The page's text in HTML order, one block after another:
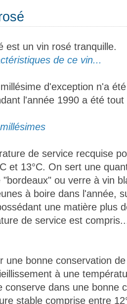
est un vin rosé tranquille.
de ce vin...
d'exception n'a
l'année 1990 a été
de service recquise
et 13°C. On sert une
ou verre à vin
à boire dans l'année,
une matière plus
de service est
une bonne conservation
à une
conserve dans une bonne
stable comprise entre